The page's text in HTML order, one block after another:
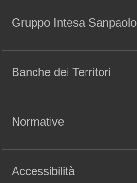
Gruppo Intesa Sanpaolo
Banche dei Territori
Normative
Accessibilità